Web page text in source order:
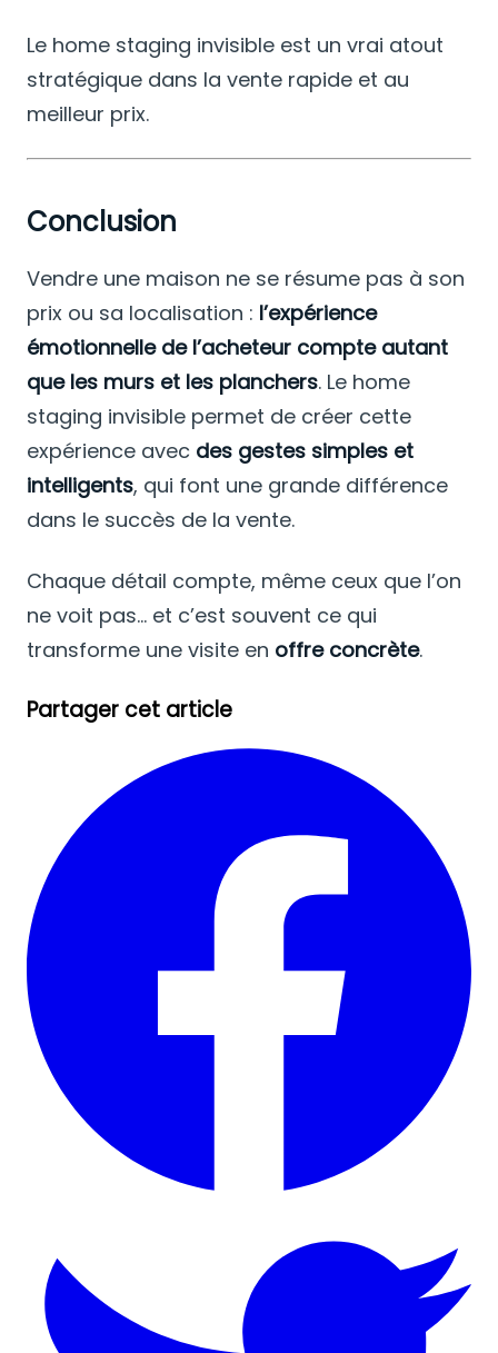
Le home staging invisible est un vrai atout
stratégique dans la vente rapide et au
meilleur prix.
Conclusion
Vendre une maison ne se résume pas à son
prix ou sa localisation : l’expérience
émotionnelle de l’acheteur compte autant
que les murs et les planchers. Le home
staging invisible permet de créer cette
expérience avec des gestes simples et
intelligents, qui font une grande différence
dans le succès de la vente.
Chaque détail compte, même ceux que l’on
ne voit pas… et c’est souvent ce qui
transforme une visite en offre concrète.
Partager cet article